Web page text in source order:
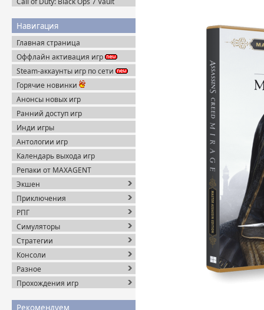
Навигация
Главная страница
Оффлайн активация игр
Steam-аккаунты игр по сети
Горячие новинки
Анонсы новых игр
Ранний доступ игр
Инди игры
Антологии игр
Календарь выхода игр
Репаки от MAXAGENT
Экшен
Приключения
РПГ
Симуляторы
Стратегии
Консоли
Разное
Прохождения игр
Рекомендуем